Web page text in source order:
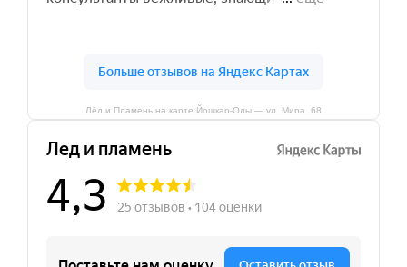
Лёд и Пламень на карте Йошкар‑Олы — ул. Мира, 68